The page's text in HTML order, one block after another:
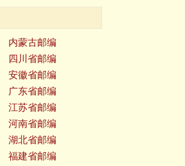
内蒙古邮编
四川省邮编
安徽省邮编
广东省邮编
江苏省邮编
河南省邮编
湖北省邮编
福建省邮编